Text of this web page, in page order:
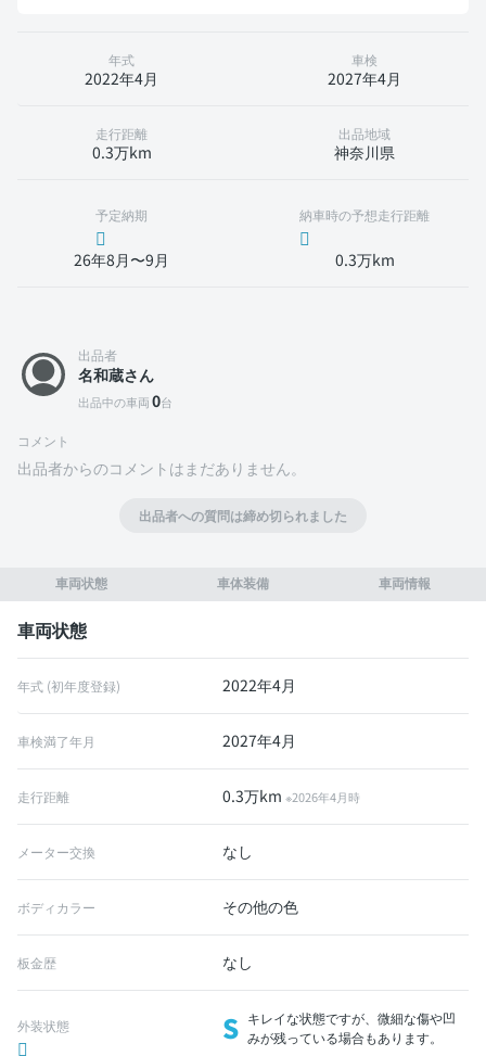
年式
2022年4月
車検
2027年4月
走行距離
0.3万km
出品地域
神奈川県
予定納期
26年8月〜9月
納車時の予想走行距離
0.3万km
車両状態 車体装備 車両情報
車両状態
年式 (初年度登録) 2022年4月
車検満了年月 2027年4月
走行距離 0.3万km※2026年4月時
メーター交換 なし
ボディカラー その他の色
板金歴 なし
外装状態 S キレイな状態ですが、微細な傷や凹
みが残っている場合もあります。
出品者
名和蔵さん
出品中の車両0台
コメント
出品者からのコメントはまだありません。
出品者への質問は締め切られました